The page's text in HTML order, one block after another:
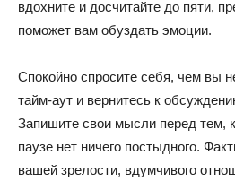
вдохните и досчитайте до пяти,
поможет вам обуздать эмоции.
Спокойно спросите себя, чем вы
тайм-аут и вернитесь к
Запишите свои мысли перед тем,
паузе нет ничего постыдного.
вашей зрелости, вдумчивого